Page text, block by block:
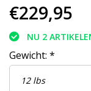
€229,95
NU 2
Gewicht: *